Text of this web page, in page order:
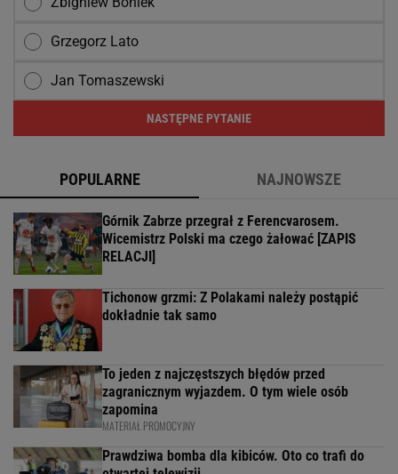
Grzegorz Lato
Jan Tomaszewski
NASTĘPNE PYTANIE
POPULARNE NAJNOWSZE
Górnik Zabrze przegrał z Ferencvarosem.
Wicemistrz Polski ma czego żałować [ZAPIS
RELACJI]
Tichonow grzmi: Z Polakami należy postąpić
dokładnie tak samo
To jeden z najczęstszych błędów przed
zagranicznym wyjazdem. O tym wiele osób
zapomina
MATERIAŁ PROMOCYJNY
Prawdziwa bomba dla kibiców. Oto co trafi do